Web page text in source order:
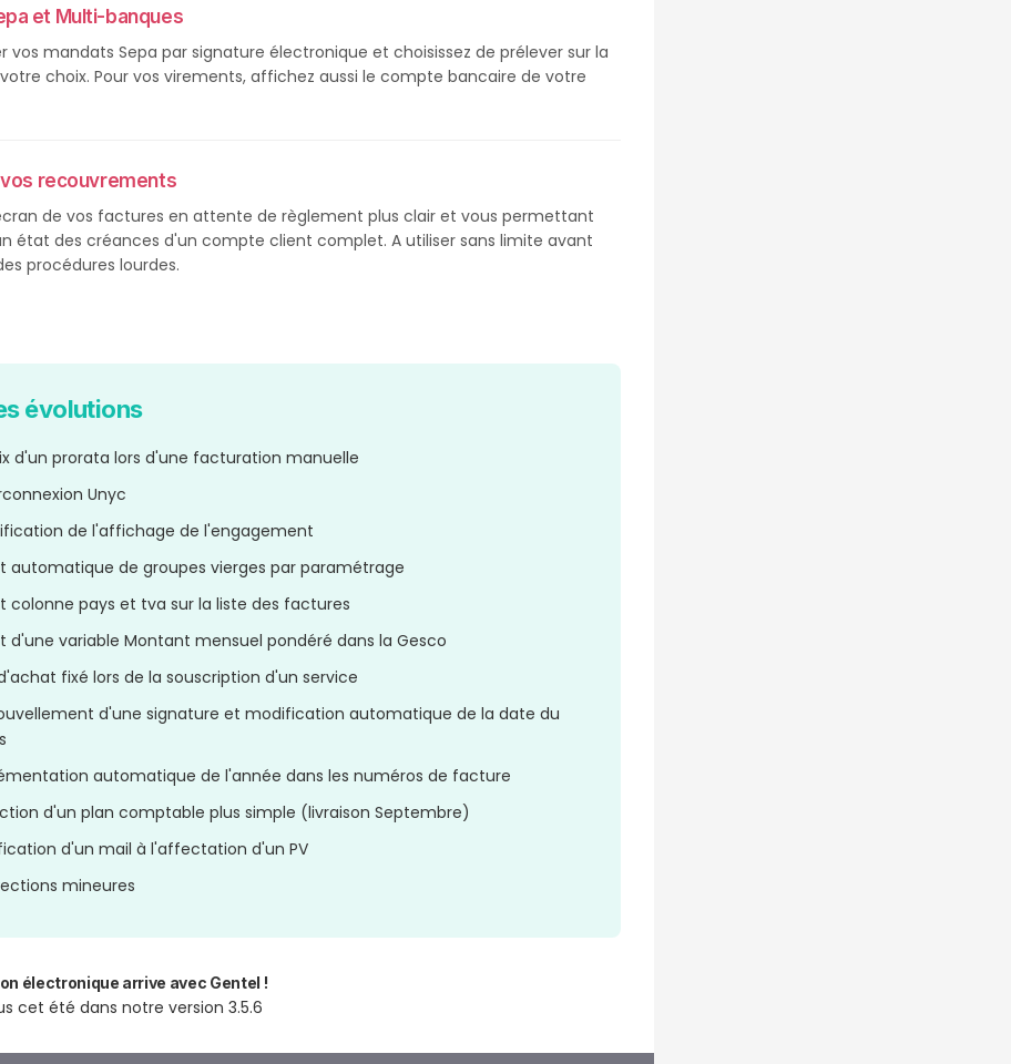
et Multi-banques
vos mandats Sepa par signature électronique et choisissez de prélever sur la
choix. Pour vos virements, affichez aussi le compte bancaire de votre
recouvrements
de vos factures en attente de règlement plus clair et vous permettant
état des créances d'un compte client complet. A utiliser sans limite avant
procédures lourdes.
évolutions
d'un prorata lors d'une facturation manuelle
Unyc
de l'affichage de l'engagement
automatique de groupes vierges par paramétrage
colonne pays et tva sur la liste des factures
d'une variable Montant mensuel pondéré dans la Gesco
fixé lors de la souscription d'un service
d'une signature et modification automatique de la date du
automatique de l'année dans les numéros de facture
d'un plan comptable plus simple (livraison Septembre)
d'un mail à l'affectation d'un PV
mineures
électronique arrive avec Gentel !
cet été dans notre version 3.5.6